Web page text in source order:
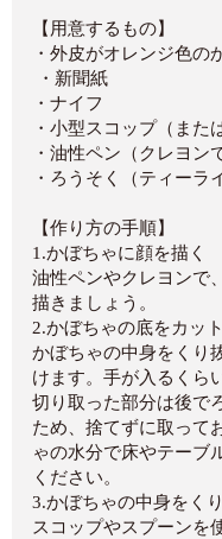
【用意するもの】
・外皮がオレンジ色の
・新聞紙
・ナイフ
・小型スコップ（また
・油性ペン（クレヨン
・ろうそく（ティーラ
【作り方の手順】
1.かぼちゃに顔を描く
油性ペンやクレヨンで
描きましょう。
2.かぼちゃの底をカッ
かぼちゃの中身をくり
けます。手が入るくら
切り取った部分は後で
ため、捨てずに取って
ゃの水分で床やテーブ
ください。
3.かぼちゃの中身をく
スコップやスプーンを